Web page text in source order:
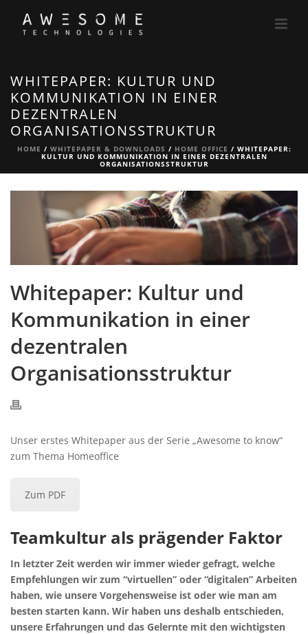
WHITEPAPER: KULTUR UND
KOMMUNIKATION IN EINER
DEZENTRALEN
ORGANISATIONSSTRUKTUR
HOME / WHITEPAPER & DOWNLOADS / HOME OFFICE / WHITEPAPER:
KULTUR UND KOMMUNIKATION IN EINER DEZENTRALEN
ORGANISATIONSSTRUKTUR
Whitepaper: Kultur und
Kommunikation in einer
dezentralen
Organisationsstruktur
Unser erstes Whitepaper aus der Serie „Awesome to know“
zum Thema Homeoffice
Zum PDF
Teamkultur als prägender Faktor
In letzter Zeit werden wir immer wieder gefragt, welche
Empfehlungen wir zum “virtuellen” oder “digitalen” Arbeiten
haben, wie unsere Vorgehensweise ist oder wie man am
besten starten kann. Wir haben uns deshalb entschieden,
unsere Erfahrungen und das Gelernte mit den wichtigsten